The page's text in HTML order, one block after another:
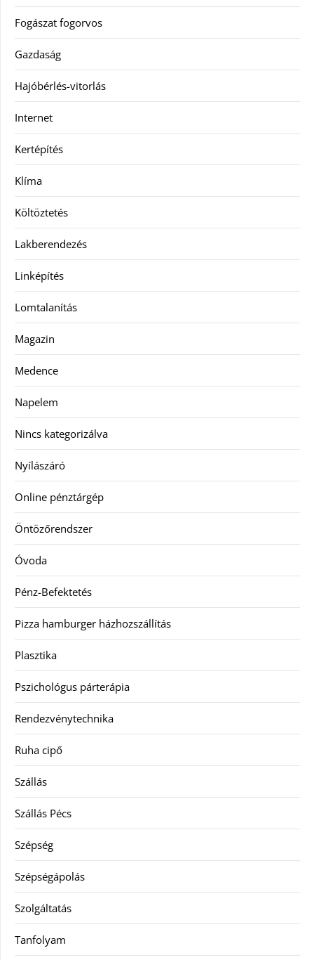
Fogászat fogorvos
Gazdaság
Hajóbérlés-vitorlás
Internet
Kertépítés
Klíma
Költöztetés
Lakberendezés
Linképítés
Lomtalanítás
Magazin
Medence
Napelem
Nincs kategorizálva
Nyílászáró
Online pénztárgép
Öntözőrendszer
Óvoda
Pénz-Befektetés
Pizza hamburger házhozszállítás
Plasztika
Pszichológus párterápia
Rendezvénytechnika
Ruha cipő
Szállás
Szállás Pécs
Szépség
Szépségápolás
Szolgáltatás
Tanfolyam